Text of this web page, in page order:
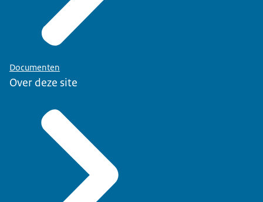
Documenten
Over deze site